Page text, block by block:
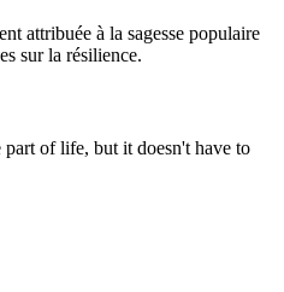
attribuée à la sagesse populaire
sur la résilience.
of life, but it doesn't have to